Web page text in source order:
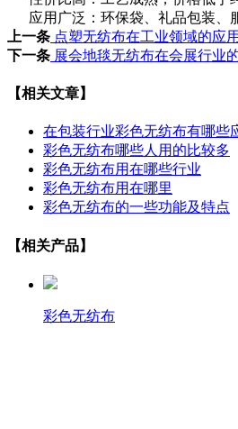
应用广泛：环保袋、礼品包装、
上一条 点塑无纺布在工业领域的应
下一条 展会地毯无纺布在会展行业
【相关文章】
在包装行业彩色无纺布有哪些
彩色无纺布哪些人用的比较多
彩色无纺布用在哪些行业
彩色无纺布用在哪里
彩色无纺布的一些功能及特点
【相关产品】
彩色无纺布